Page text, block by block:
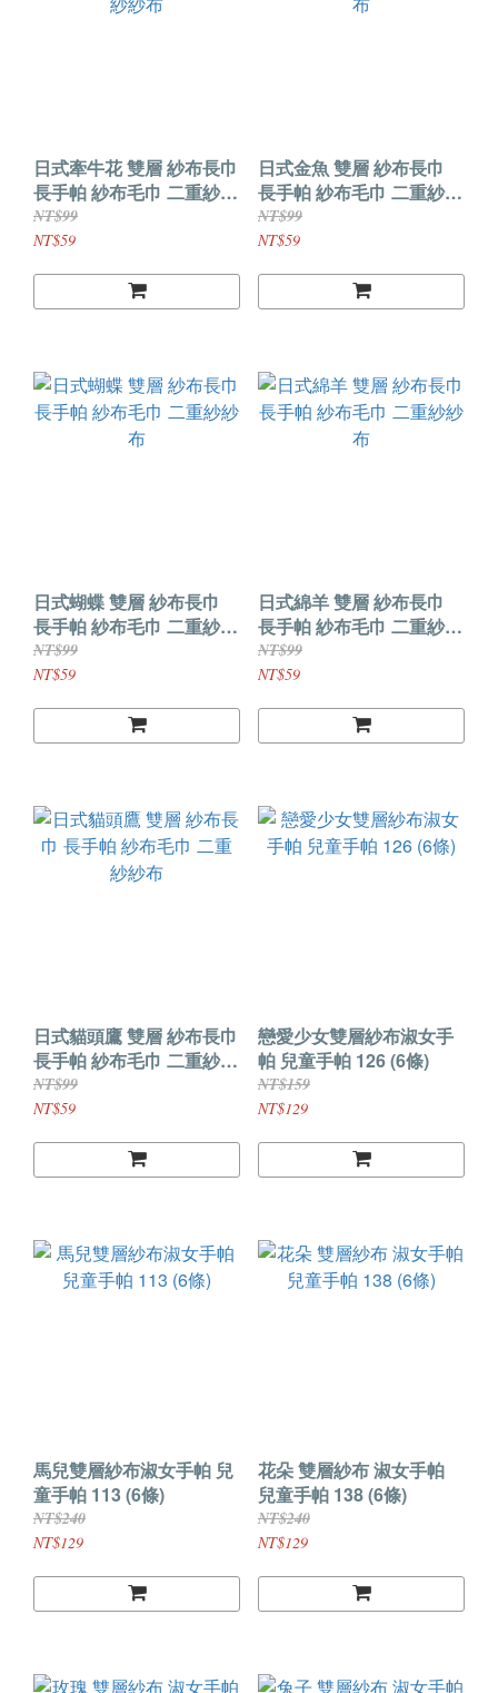
日式牽牛花 雙層 紗布長巾
長手帕 紗布毛巾 二重紗紗
布
NT$99
NT$59
日式金魚 雙層 紗布長巾
長手帕 紗布毛巾 二重紗紗
布
NT$99
NT$59
日式蝴蝶 雙層 紗布長巾
長手帕 紗布毛巾 二重紗紗
布
NT$99
NT$59
日式綿羊 雙層 紗布長巾
長手帕 紗布毛巾 二重紗紗
布
NT$99
NT$59
日式貓頭鷹 雙層 紗布長巾
長手帕 紗布毛巾 二重紗紗
布
NT$99
NT$59
戀愛少女雙層紗布淑女手
帕 兒童手帕 126 (6條)
NT$159
NT$129
馬兒雙層紗布淑女手帕 兒
童手帕 113 (6條)
NT$240
NT$129
花朵 雙層紗布 淑女手帕
兒童手帕 138 (6條)
NT$240
NT$129